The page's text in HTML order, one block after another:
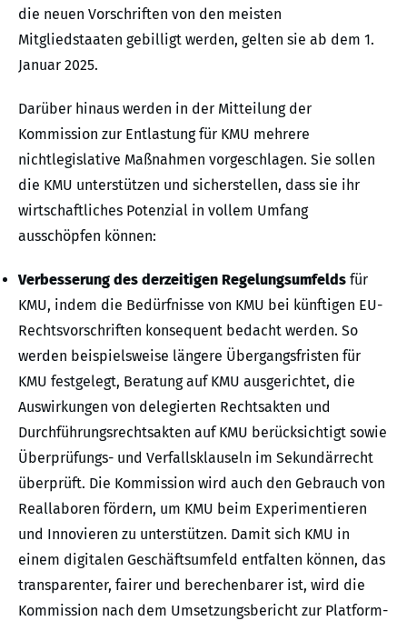
die neuen Vorschriften von den meisten
Mitgliedstaaten gebilligt werden, gelten sie ab dem 1.
Januar 2025.
Darüber hinaus werden in der Mitteilung der
Kommission zur Entlastung für KMU mehrere
nichtlegislative Maßnahmen vorgeschlagen. Sie sollen
die KMU unterstützen und sicherstellen, dass sie ihr
wirtschaftliches Potenzial in vollem Umfang
ausschöpfen können:
Verbesserung des derzeitigen Regelungsumfelds für
KMU, indem die Bedürfnisse von KMU bei künftigen EU-
Rechtsvorschriften konsequent bedacht werden. So
werden beispielsweise längere Übergangsfristen für
KMU festgelegt, Beratung auf KMU ausgerichtet, die
Auswirkungen von delegierten Rechtsakten und
Durchführungsrechtsakten auf KMU berücksichtigt sowie
Überprüfungs- und Verfallsklauseln im Sekundärrecht
überprüft. Die Kommission wird auch den Gebrauch von
Reallaboren fördern, um KMU beim Experimentieren
und Innovieren zu unterstützen. Damit sich KMU in
einem digitalen Geschäftsumfeld entfalten können, das
transparenter, fairer und berechenbarer ist, wird die
Kommission nach dem Umsetzungsbericht zur Platform-